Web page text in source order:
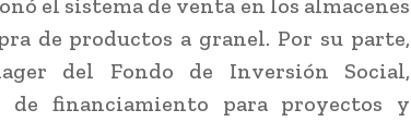
el sistema de venta en los almacenes
de productos a granel. Por su parte,
del Fondo de Inversión Social,
de financiamiento para proyectos y